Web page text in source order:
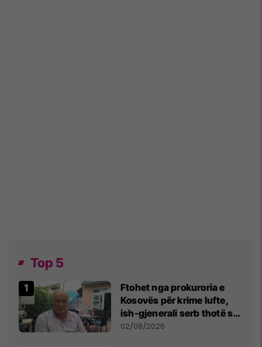
Top 5
Ftohet nga prokuroria e
Kosovës për krime lufte,
ish-gjenerali serb thotë se
dikush e tradhtoi në
02/08/2026